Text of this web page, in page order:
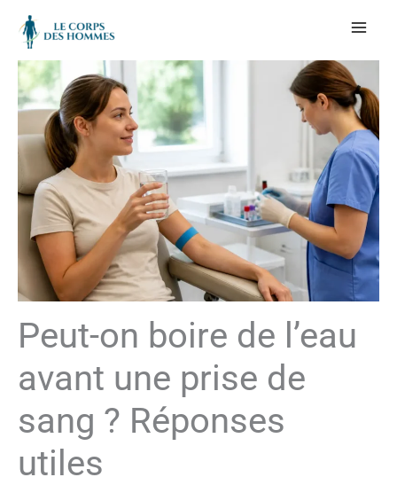
Aller
contenu
Peut-on boire de l’eau
avant une prise de
sang ? Réponses
utiles